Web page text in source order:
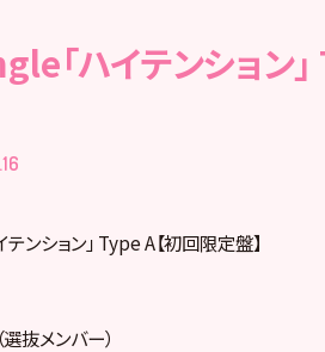
「ハイテンション
ンション」 Type A【初回限定盤】
抜メンバー）